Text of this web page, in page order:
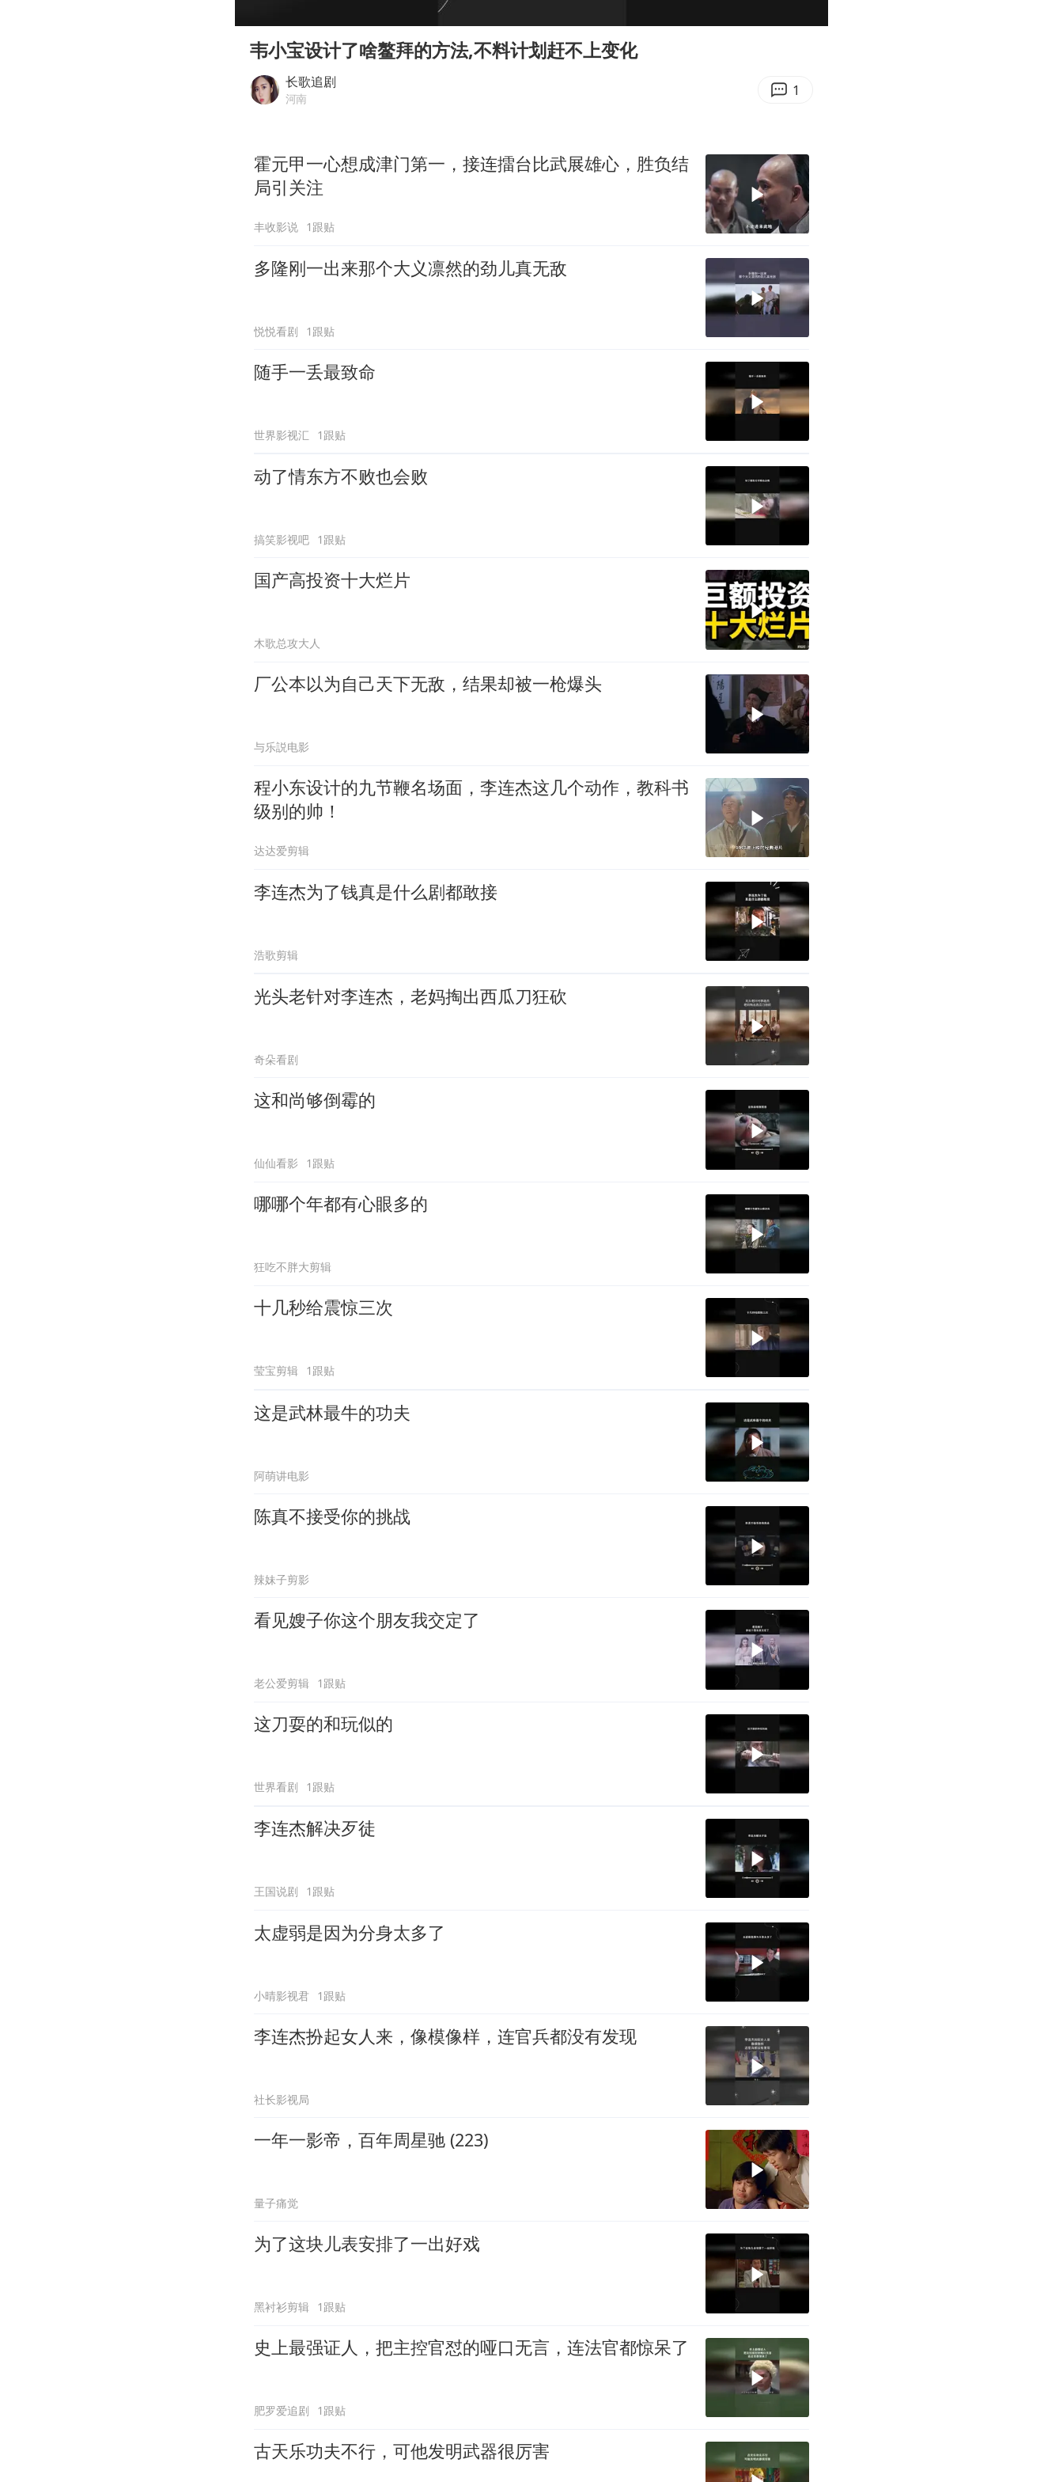
曝美拒绝乌增购“爱国者”导弹请求
改名后的“青海拉面”店
东方之约 相约未来
韦小宝设计了啥鳌拜的方法,不料计划赶不上变化
长歌追剧
河南 1
霍元甲一心想成津门第一，接连擂台比武展雄心，胜负结
局引关注
丰收影说 1跟贴
多隆刚一出来那个大义凛然的劲儿真无敌
悦悦看剧 1跟贴
随手一丢最致命
世界影视汇 1跟贴
动了情东方不败也会败
搞笑影视吧 1跟贴
国产高投资十大烂片
木歌总攻大人
厂公本以为自己天下无敌，结果却被一枪爆头
与乐説电影
程小东设计的九节鞭名场面，李连杰这几个动作，教科书
级别的帅！
达达爱剪辑
李连杰为了钱真是什么剧都敢接
浩歌剪辑
光头老针对李连杰，老妈掏出西瓜刀狂砍
奇朵看剧
这和尚够倒霉的
仙仙看影 1跟贴
哪哪个年都有心眼多的
狂吃不胖大剪辑
十几秒给震惊三次
莹宝剪辑 1跟贴
这是武林最牛的功夫
阿萌讲电影
陈真不接受你的挑战
辣妹子剪影
看见嫂子你这个朋友我交定了
老公爱剪辑 1跟贴
这刀耍的和玩似的
世界看剧 1跟贴
李连杰解决歹徒
王国说剧 1跟贴
太虚弱是因为分身太多了
小晴影视君 1跟贴
李连杰扮起女人来，像模像样，连官兵都没有发现
社长影视局
一年一影帝，百年周星驰 (223)
量子痛觉
为了这块儿表安排了一出好戏
黑衬衫剪辑 1跟贴
史上最强证人，把主控官怼的哑口无言，连法官都惊呆了
肥罗爱追剧 1跟贴
古天乐功夫不行，可他发明武器很厉害